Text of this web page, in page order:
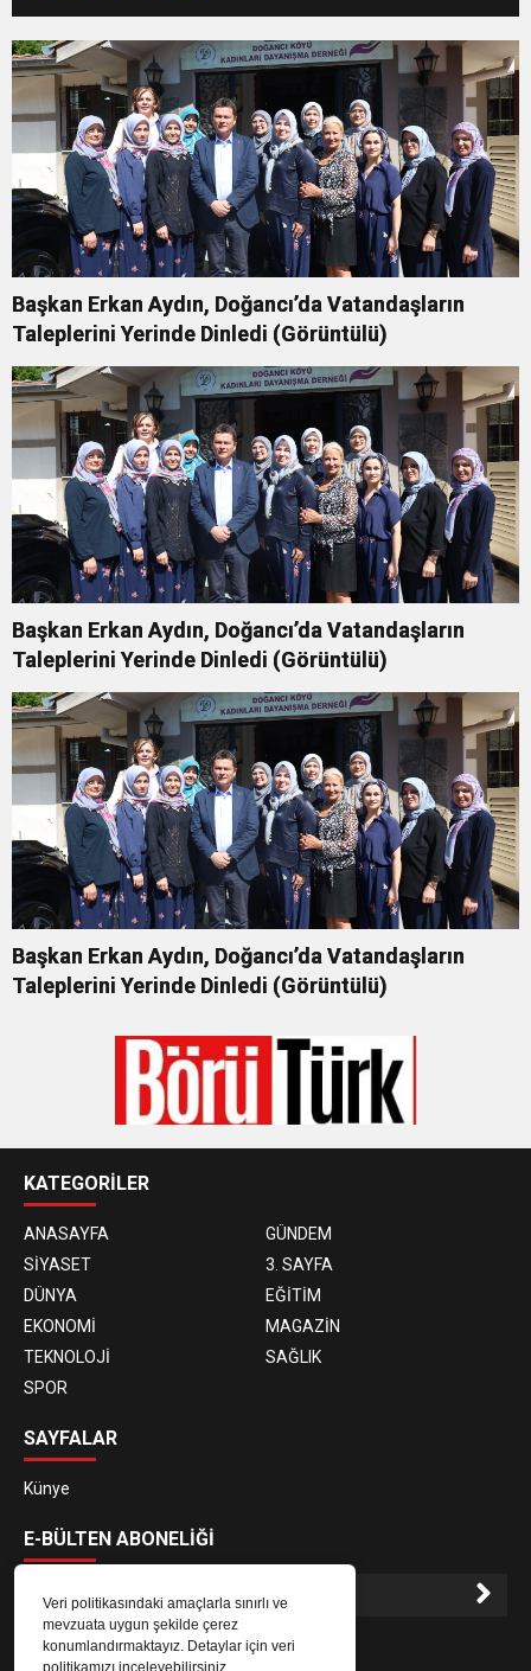
Veri politikasındaki amaçlarla sınırlı ve
mevzuata uygun şekilde çerez
konumlandırmaktayız. Detaylar için veri
politikamızı inceleyebilirsiniz.
Başkan Erkan Aydın, Doğancı’da Vatandaşların
Taleplerini Yerinde Dinledi (Görüntülü)
Başkan Erkan Aydın, Doğancı’da Vatandaşların
Taleplerini Yerinde Dinledi (Görüntülü)
Başkan Erkan Aydın, Doğancı’da Vatandaşların
Taleplerini Yerinde Dinledi (Görüntülü)
KATEGORİLER
ANASAYFA
GÜNDEM
SİYASET
3. SAYFA
DÜNYA
EĞİTİM
EKONOMİ
MAGAZİN
TEKNOLOJİ
SAĞLIK
SPOR
SAYFALAR
Künye
E-BÜLTEN ABONELİĞİ
E-Bülten aboneliği ile haberlere daha hızlı erişin.